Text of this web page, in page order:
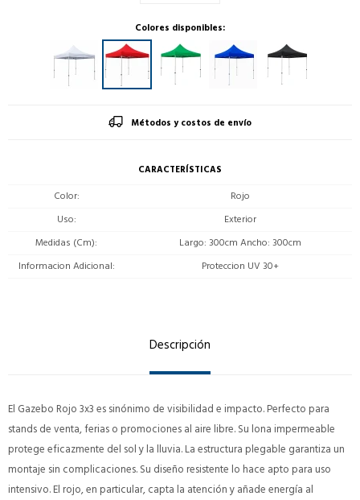
Colores disponibles:
Métodos y costos de envío
CARACTERÍSTICAS
Color
Rojo
Uso
Exterior
Medidas (Cm)
Largo: 300cm Ancho: 300cm
Informacion Adicional
Proteccion UV 30+
Descripción
El Gazebo Rojo 3x3 es sinónimo de visibilidad e impacto. Perfecto para
stands de venta, ferias o promociones al aire libre. Su lona impermeable
protege eficazmente del sol y la lluvia. La estructura plegable garantiza un
montaje sin complicaciones. Su diseño resistente lo hace apto para uso
intensivo. El rojo, en particular, capta la atención y añade energía al